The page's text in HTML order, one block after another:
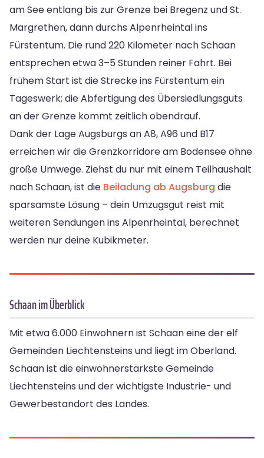
am See entlang bis zur Grenze bei Bregenz und St.
Margrethen, dann durchs Alpenrheintal ins
Fürstentum. Die rund 220 Kilometer nach Schaan
entsprechen etwa 3–5 Stunden reiner Fahrt. Bei
frühem Start ist die Strecke ins Fürstentum ein
Tageswerk; die Abfertigung des Übersiedlungsguts
an der Grenze kommt zeitlich obendrauf.
Dank der Lage Augsburgs an A8, A96 und B17
erreichen wir die Grenzkorridore am Bodensee ohne
große Umwege. Ziehst du nur mit einem Teilhaushalt
nach Schaan, ist die Beiladung ab Augsburg die
sparsamste Lösung – dein Umzugsgut reist mit
weiteren Sendungen ins Alpenrheintal, berechnet
werden nur deine Kubikmeter.
Schaan im Überblick
Mit etwa 6.000 Einwohnern ist Schaan eine der elf
Gemeinden Liechtensteins und liegt im Oberland.
Schaan ist die einwohnerstärkste Gemeinde
Liechtensteins und der wichtigste Industrie- und
Gewerbestandort des Landes.